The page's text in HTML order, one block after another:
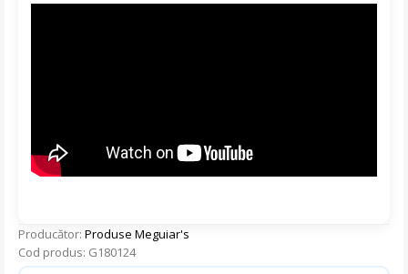
Producător: Produse Meguiar's
Cod produs: G180124